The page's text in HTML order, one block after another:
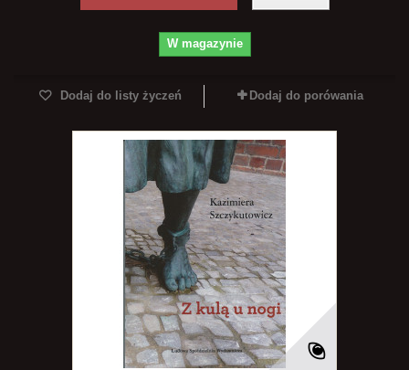
W magazynie
Dodaj do listy życzeń Dodaj do porówania